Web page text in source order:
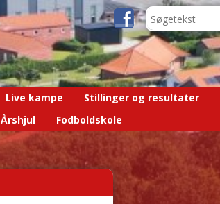
Live kampe Stillinger og resultater
Årshjul Fodboldskole